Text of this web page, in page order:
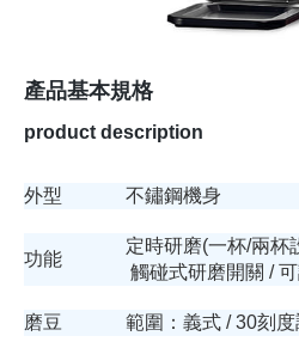
產品基本規格
product description
外型 不鏽鋼機身
功能
定時研磨(一杯/兩杯
觸碰式研磨開關 /
磨豆 範圍：義式 / 30刻